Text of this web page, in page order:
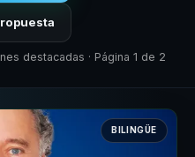
destacadas · Página 1 de 2
BILINGÜE